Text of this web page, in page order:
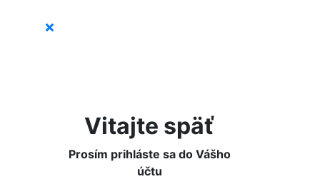
Vitajte späť
Prosím prihláste sa do Vášho
účtu